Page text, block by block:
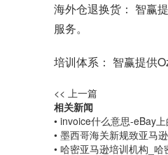
海外仓退换货： 智赢
服务。
培训体系： 智赢提供
<< 上一篇
相关新闻
• invoice什么意思-eBay
• 墨西哥海关新规致亚马
• 哈密亚马逊培训机构_